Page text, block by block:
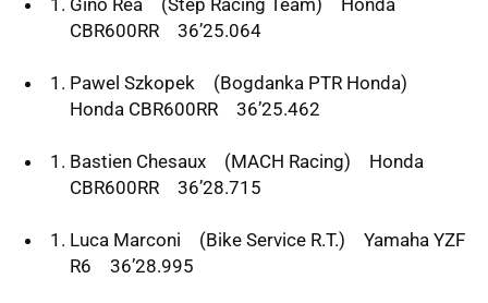
CBR600RR 36’25.064
Pawel Szkopek (Bogdanka PTR Honda)
Honda CBR600RR 36’25.462
Bastien Chesaux (MACH Racing) Honda
CBR600RR 36’28.715
Luca Marconi (Bike Service R.T.) Yamaha YZF
R6 36’28.995